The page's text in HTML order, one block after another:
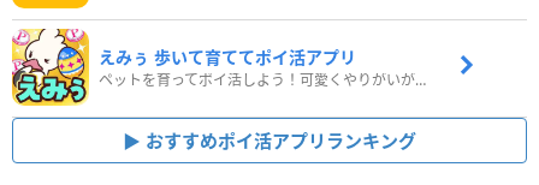
えみぅ 歩いて育ててポイ活アプリ
ペットを育ってポイ活しよう！可愛くやりがいがある新感覚アプリ
おすすめポイ活アプリランキング